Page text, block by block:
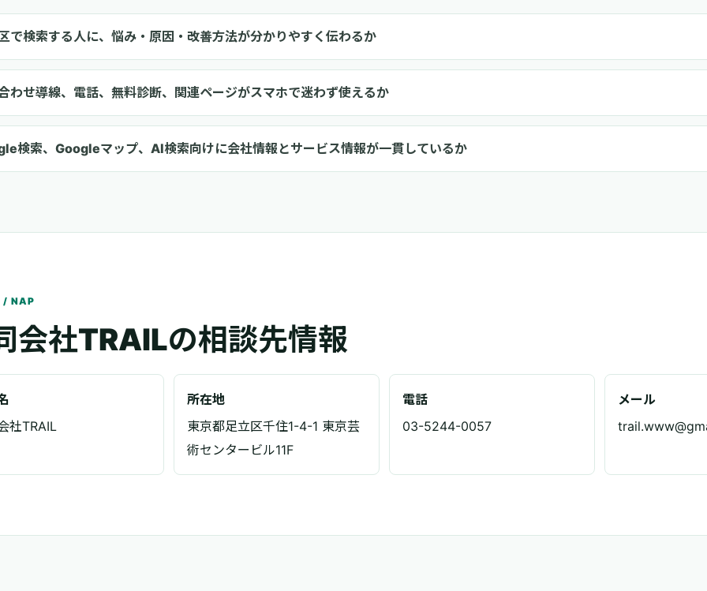
で検索する人に、悩み・原因・改善方法が分かりやすく伝わるか
わせ導線、電話、無料診断、関連ページがスマホで迷わず使えるか
検索、Googleマップ、AI検索向けに会社情報とサービス情報が一貫しているか
/ NAP
会社TRAILの相談先情報
社TRAIL
所在地
東京都足立区千住1-4-1 東京芸
術センタービル11F
電話
03-5244-0057
メール